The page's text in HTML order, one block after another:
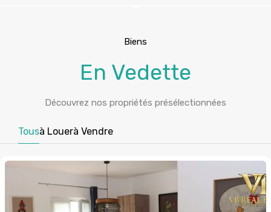
Biens
En Vedette
Découvrez nos propriétés présélectionnées
Tousà Louerà Vendre